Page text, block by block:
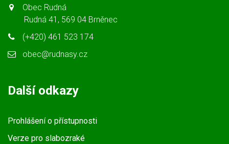
Obec Rudná
Rudná 41, 569 04 Brněnec
(+420) 461 523 174
obec@rudnasy.cz
Další odkazy
Prohlášení o přístupnosti
Verze pro slabozraké